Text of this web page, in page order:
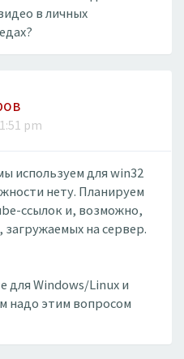
в личных
pm
используем для win32
нету. Планируем
ссылок и, возможно,
на сервер.
для Windows/Linux и
надо этим вопросом